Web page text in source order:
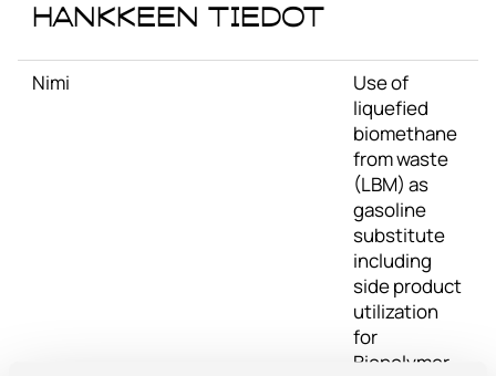
Hankkeen tiedot
Nimi
Use of
liquefied
biomethane
from waste
(LBM) as
gasoline
substitute
including
side product
utilization
for
Biopolymer